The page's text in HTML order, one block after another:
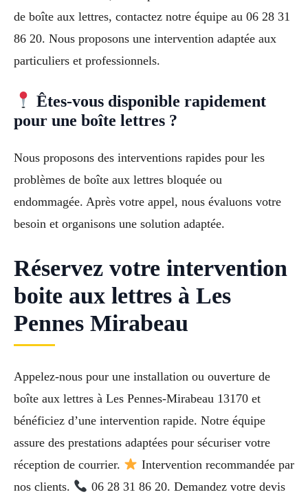
de boîte aux lettres, contactez notre équipe au 06 28 31
86 20. Nous proposons une intervention adaptée aux
particuliers et professionnels.
Êtes-vous disponible rapidement
pour une boîte lettres ?
Nous proposons des interventions rapides pour les
problèmes de boîte aux lettres bloquée ou
endommagée. Après votre appel, nous évaluons votre
besoin et organisons une solution adaptée.
Réservez votre intervention
boite aux lettres à Les
Pennes Mirabeau
Appelez-nous pour une installation ou ouverture de
boîte aux lettres à Les Pennes-Mirabeau 13170 et
bénéficiez d’une intervention rapide. Notre équipe
assure des prestations adaptées pour sécuriser votre
réception de courrier.
Intervention recommandée par
nos clients.
06 28 31 86 20. Demandez votre devis